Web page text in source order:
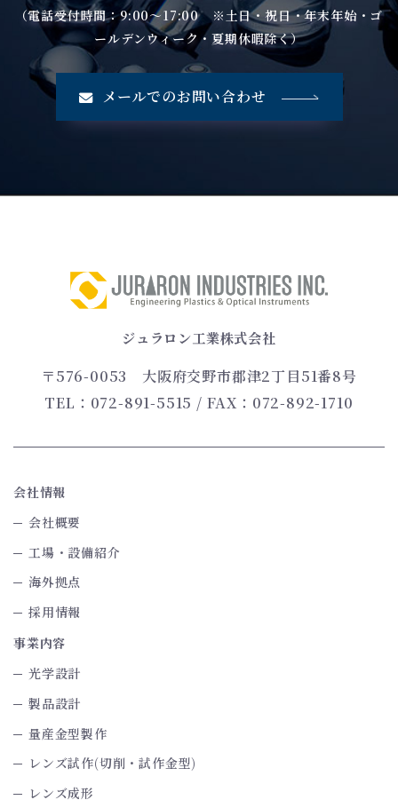
（電話受付時間：9:00～17:00 ※土日・祝日・年末年始・ゴ
ールデンウィーク・夏期休暇除く）
メールでのお問い合わせ
ジュラロン工業株式会社
〒576-0053 大阪府交野市郡津2丁目51番8号
TEL：072-891-5515 / FAX：072-892-1710
会社情報
会社概要
工場・設備紹介
海外拠点
採用情報
事業内容
光学設計
製品設計
量産金型製作
レンズ試作(切削・試作金型)
レンズ成形